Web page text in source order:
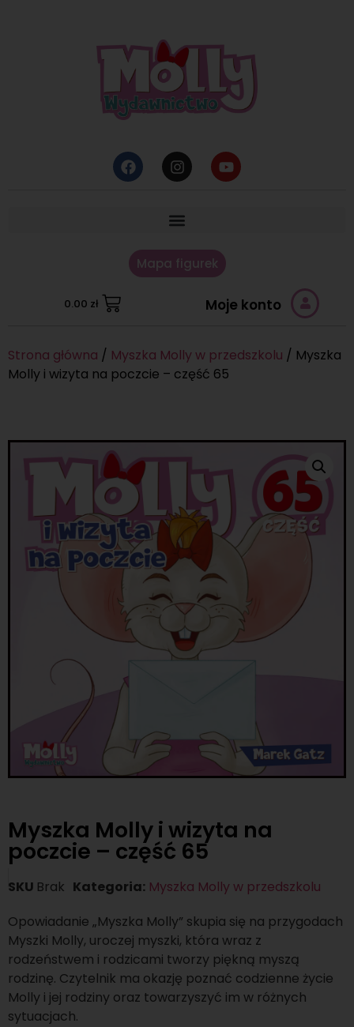
Mapa figurek
0.00 zł Moje konto
Strona główna / Myszka Molly w przedszkolu / Myszka
Molly i wizyta na poczcie – część 65
Myszka Molly i wizyta na
poczcie – część 65
SKU Brak Kategoria: Myszka Molly w przedszkolu
Opowiadanie „Myszka Molly” skupia się na przygodach
Myszki Molly, uroczej myszki, która wraz z
rodzeństwem i rodzicami tworzy piękną myszą
rodzinę. Czytelnik ma okazję poznać codzienne życie
Molly i jej rodziny oraz towarzyszyć im w różnych
sytuacjach.